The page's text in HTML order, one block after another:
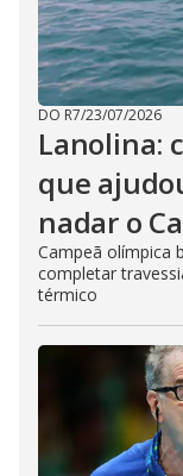
DO R7/23/07/2026
Lanolina:
que
nadar o
Campeã olímpica
completar
térmico